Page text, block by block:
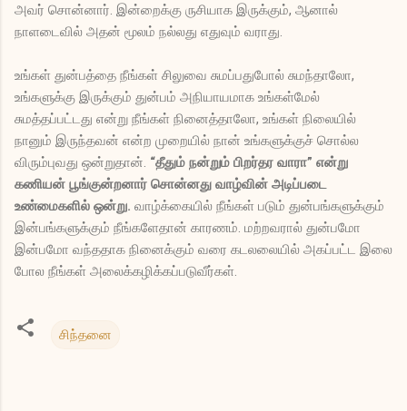
அவர் சொன்னார். இன்றைக்கு ருசியாக இருக்கும், ஆனால்
நாளடைவில் அதன் மூலம் நல்லது எதுவும் வராது.
உங்கள் துன்பத்தை நீங்கள் சிலுவை சுமப்பதுபோல் சுமந்தாலோ,
உங்களுக்கு இருக்கும் துன்பம் அநியாயமாக உங்கள்மேல்
சுமத்தப்பட்டது என்று நீங்கள் நினைத்தாலோ, உங்கள் நிலையில்
நானும் இருந்தவன் என்ற முறையில் நான் உங்களுக்குச் சொல்ல
விரும்புவது ஒன்றுதான். “தீதும் நன்றும் பிறர்தர வாரா” என்று
கணியன் பூங்குன்றனார் சொன்னது வாழ்வின் அடிப்படை
உண்மைகளில் ஒன்று. வாழ்க்கையில் நீங்கள் படும் துன்பங்களுக்கும்
இன்பங்களுக்கும் நீங்களேதான் காரணம். மற்றவரால் துன்பமோ
இன்பமோ வந்ததாக நினைக்கும் வரை கடலலையில் அகப்பட்ட இலை
போல நீங்கள் அலைக்கழிக்கப்படுவீர்கள்.
சிந்தனை